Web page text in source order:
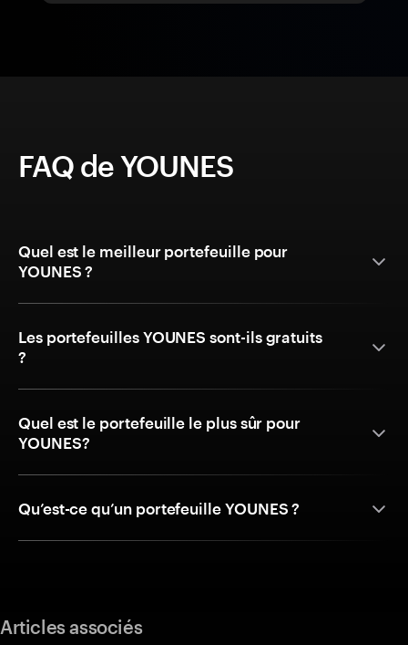
FAQ de YOUNES
Quel est le meilleur portefeuille pour
YOUNES ?
Les portefeuilles YOUNES sont-ils gratuits
?
Quel est le portefeuille le plus sûr pour
YOUNES?
Qu’est-ce qu’un portefeuille YOUNES ?
Articles associés